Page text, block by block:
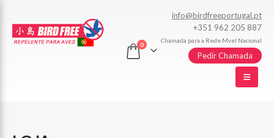
0
info@birdfreeportugal.pt
+351 962 205 887
Chamada para a Rede Mvel Nacional
Pedir Chamada